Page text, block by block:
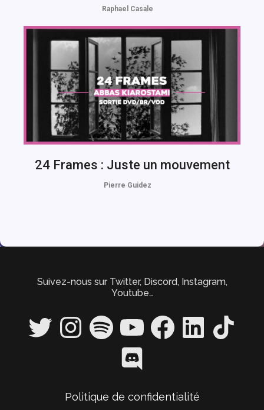
Raphael Casale
24 Frames : Juste un mouvement
Pierre Guidez
Suivez-nous sur Twitter, Discord, Instagram,
Youtube…
Twitter InstagramSpotify YouTube FacebookLinkedIn TikTok
Discord
Politique de confidentialité